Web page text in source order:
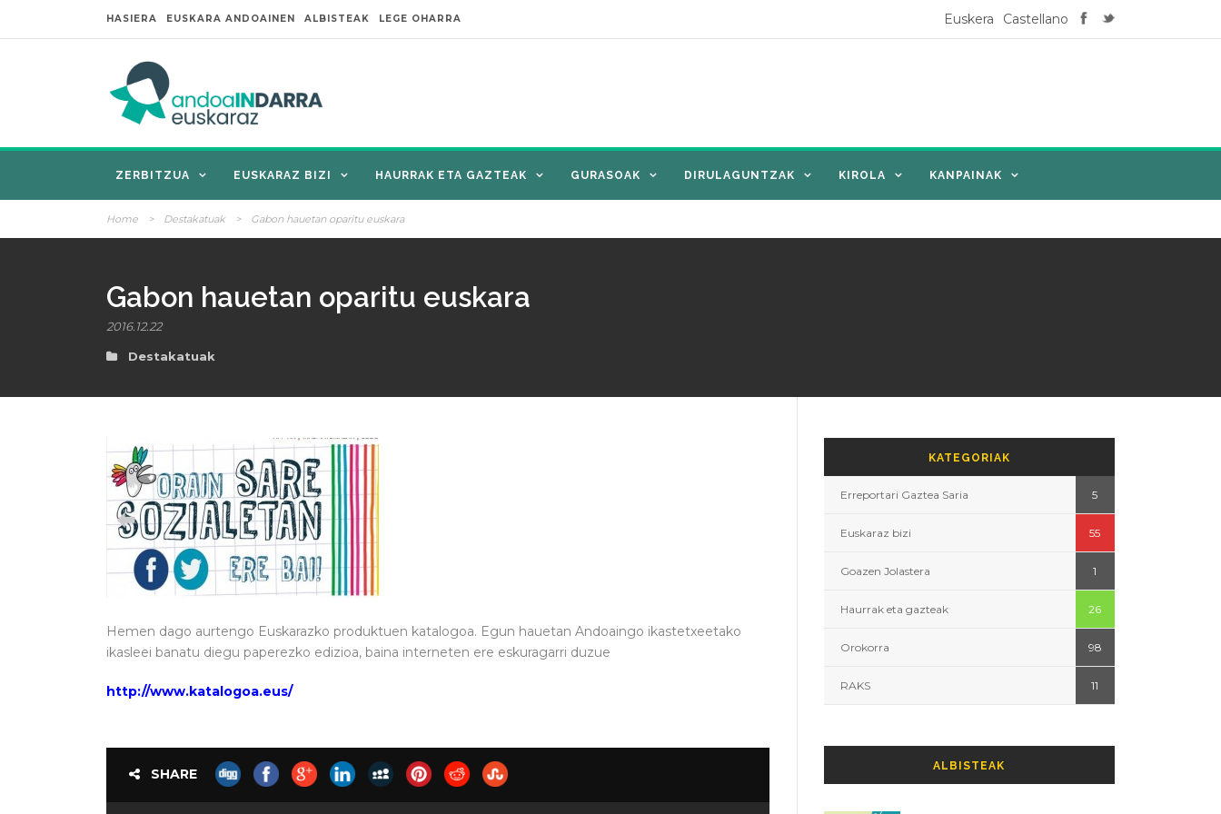
HASIERA EUSKARA ANDOAINEN ALBISTEAK LEGE OHARRA Euskera Castellano
ZERBITZUA EUSKARAZ BIZI HAURRAK ETA GAZTEAK GURASOAK DIRULAGUNTZAK KIROLA KANPAINAK
Home > Destakatuak > Gabon hauetan oparitu euskara
Gabon hauetan oparitu euskara
2016.12.22
Destakatuak
Hemen dago aurtengo Euskarazko produktuen katalogoa. Egun hauetan Andoaingo ikastetxeetako
ikasleei banatu diegu paperezko edizioa, baina interneten ere eskuragarri duzue
http://www.katalogoa.eus/
SHARE
KATEGORIAK
Erreportari Gaztea Saria 5
Euskaraz bizi 55
Goazen Jolastera 1
Haurrak eta gazteak 26
Orokorra 98
RAKS 11
ALBISTEAK